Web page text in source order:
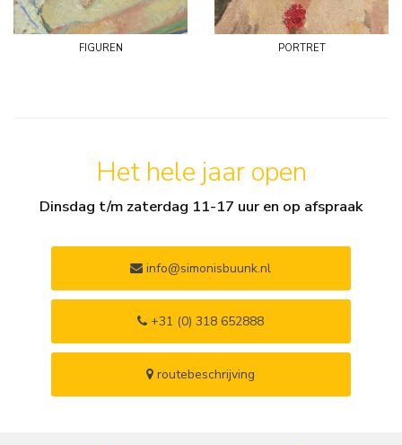
figuren portret
Het hele jaar open
Dinsdag t/m zaterdag 11-17 uur en op afspraak
info@simonisbuunk.nl
+31 (0) 318 652888
routebeschrijving